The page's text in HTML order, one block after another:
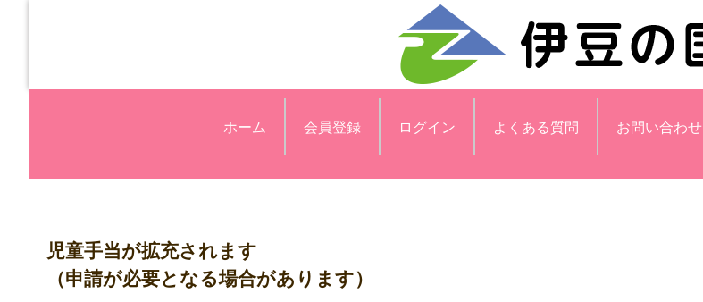
ホーム 会員登録 ログイン よくある質問 お問い合わせ
児童手当が拡充されます
（申請が必要となる場合があります）